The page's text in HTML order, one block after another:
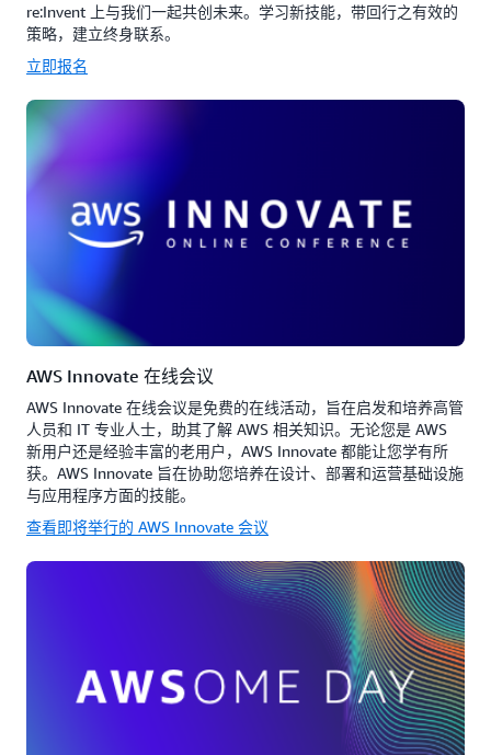
re:Invent 上与我们一起共创未来。学习新技能，带回行之有效的
策略，建立终身联系。
立即报名
AWS Innovate 在线会议
AWS Innovate 在线会议是免费的在线活动，旨在启发和培养高管
人员和 IT 专业人士，助其了解 AWS 相关知识。无论您是 AWS
新用户还是经验丰富的老用户，AWS Innovate 都能让您学有所
获。AWS Innovate 旨在协助您培养在设计、部署和运营基础设施
与应用程序方面的技能。
查看即将举行的 AWS Innovate 会议